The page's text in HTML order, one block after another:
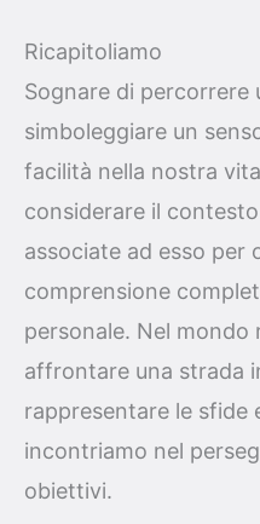
Ricapitoliamo
Sognare di percorrere
simboleggiare un
facilità nella nostra
considerare il
associate ad esso per
comprensione
personale. Nel mondo
affrontare una strada
rappresentare le sfide
incontriamo nel
obiettivi.